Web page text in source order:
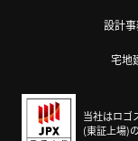
設計
宅地
当社はロゴ
(東証上場)